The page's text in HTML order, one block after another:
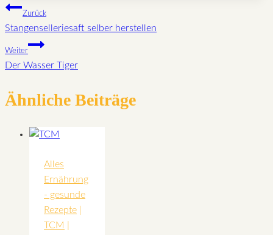
Beitragsnavigation
Zurück
Stangenselleriesaft selber herstellen
Weiter
Der Wasser Tiger
Ähnliche Beiträge
Alles
Ernährung
- gesunde
Rezepte
TCM